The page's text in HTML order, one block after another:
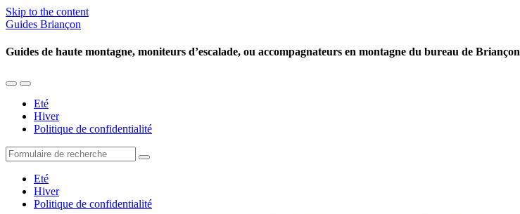
Skip to the content
Guides Briançon
Guides de haute montagne, moniteurs d’escalade, ou accompagnateurs en montagne du bureau de Briançon
Toggle
mobile
menu
Toggle
the
search
field
Eté
Hiver
Politique de confidentialité
Search
Eté
Hiver
Politique de confidentialité